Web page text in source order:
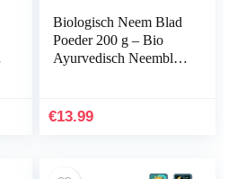
Biologisch Neem Blad
Poeder 200 g – Bio
Ayurvedisch Neemblad
vegan en…
€13.99